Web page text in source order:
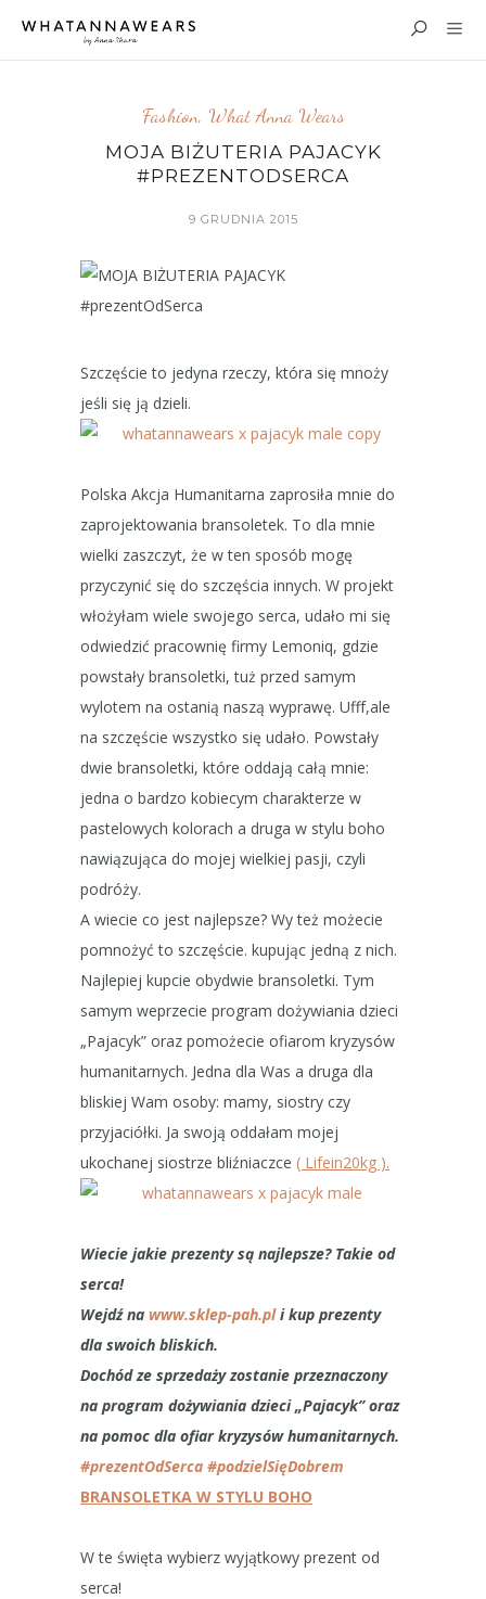
Fashion, What Anna Wears
MOJA BIŻUTERIA PAJACYK
#‎PREZENTODSERCA
9 GRUDNIA 2015
Szczęście to jedyna rzeczy, która się mnoży
jeśli się ją dzieli.
Polska Akcja Humanitarna zaprosiła mnie do
zaprojektowania bransoletek. To dla mnie
wielki zaszczyt, że w ten sposób mogę
przyczynić się do szczęścia innych. W projekt
włożyłam wiele swojego serca, udało mi się
odwiedzić pracownię firmy Lemoniq, gdzie
powstały bransoletki, tuż przed samym
wylotem na ostanią naszą wyprawę. Ufff,ale
na szczęście wszystko się udało. Powstały
dwie bransoletki, które oddają całą mnie:
jedna o bardzo kobiecym charakterze w
pastelowych kolorach a druga w stylu boho
nawiązująca do mojej wielkiej pasji, czyli
podróży.
A wiecie co jest najlepsze? Wy też możecie
pomnożyć to szczęście. kupując jedną z nich.
Najlepiej kupcie obydwie bransoletki. Tym
samym weprzecie program dożywiania dzieci
„Pajacyk” oraz pomożecie ofiarom kryzysów
humanitarnych. Jedna dla Was a druga dla
bliskiej Wam osoby: mamy, siostry czy
przyjaciółki. Ja swoją oddałam mojej
ukochanej siostrze bliźniaczce ( Lifein20kg ).
Wiecie jakie prezenty są najlepsze? Takie od
serca!
Wejdź na www.sklep-pah.pli kup prezenty
dla swoich bliskich.
Dochód ze sprzedaży zostanie przeznaczony
na program dożywiania dzieci „Pajacyk” oraz
na pomoc dla ofiar kryzysów humanitarnych.
‪#‎prezentOdSerca ‪#‎podzielSięDobrem
BRANSOLETKA W STYLU BOHO
W te święta wybierz wyjątkowy prezent od
serca!